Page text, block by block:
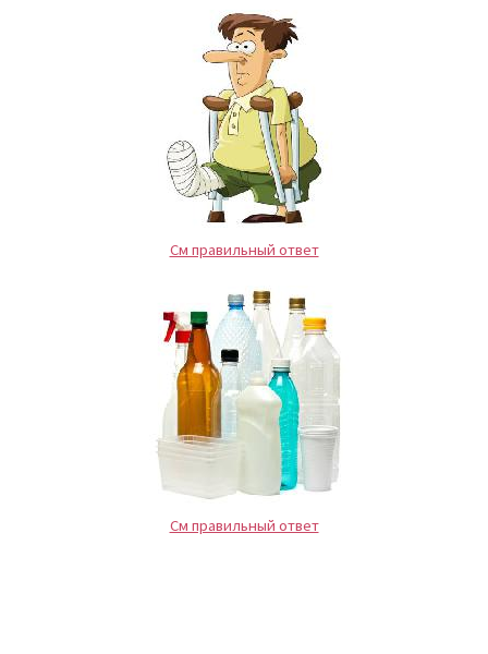
См правильный ответ
См правильный ответ